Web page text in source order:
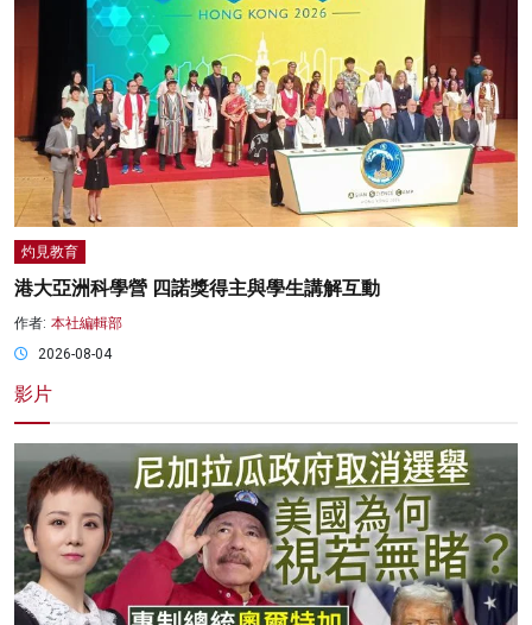
灼見教育
港大亞洲科學營 四諾獎得主與學生講解互動
作者: 本社編輯部
2026-08-04
影片